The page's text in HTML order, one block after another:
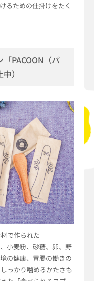
るための仕掛けをたく
PACOON（パ
）
で作られた
小麦粉、砂糖、卵、野
の健康、胃腸の働きの
っかり噛めるかたさも